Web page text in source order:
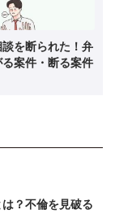
を断られた！弁
案件・断る案件
？不倫を見破る